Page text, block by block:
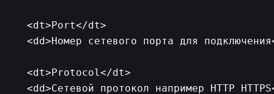
  <dt>Port</dt>
<dd>Номер сетевого порта для
  <dt>Protocol</dt>
<dd>Сетевой протокол например HTTP